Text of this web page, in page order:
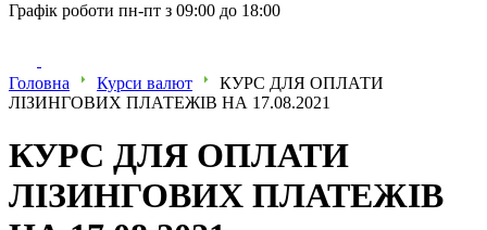
Графік роботи пн-пт з 09:00 до 18:00
Головна Курси валют
КУРС ДЛЯ ОПЛАТИ
ЛІЗИНГОВИХ ПЛАТЕЖІВ НА 17.08.2021
КУРС ДЛЯ ОПЛАТИ
ЛІЗИНГОВИХ ПЛАТЕЖІВ